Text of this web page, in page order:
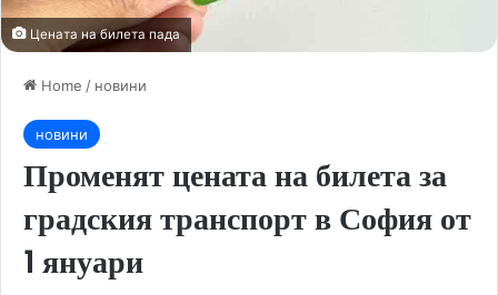
Цената на билета пада
Home / новини
новини
Променят цената на билета за
градския транспорт в София от
1 януари